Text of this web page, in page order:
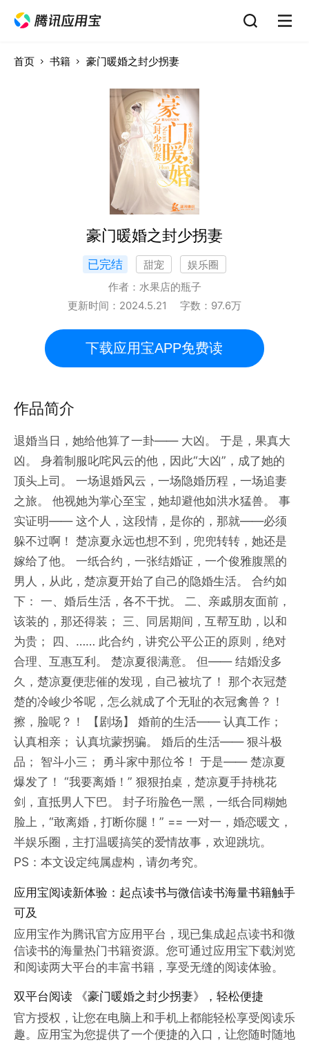
首页 书籍 豪门暖婚之封少拐妻
豪门暖婚之封少拐妻
已完结 甜宠
娱乐圈
作者： 水果店的瓶子
更新时间： 2024.5.21 字数： 97.6万
下载应用宝APP免费读
作品简介
退婚当日，她给他算了一卦—— 大凶。 于是，果真大
凶。 身着制服叱咤风云的他，因此“大凶”，成了她的
顶头上司。 一场退婚风云，一场隐婚历程，一场追妻
之旅。 他视她为掌心至宝，她却避他如洪水猛兽。 事
实证明—— 这个人，这段情，是你的，那就——必须
躲不过啊！ 楚凉夏永远也想不到，兜兜转转，她还是
嫁给了他。 一纸合约，一张结婚证，一个俊雅腹黑的
男人，从此，楚凉夏开始了自己的隐婚生活。 合约如
下： 一、婚后生活，各不干扰。 二、亲戚朋友面前，
该装的，那还得装； 三、同居期间，互帮互助，以和
为贵； 四、…… 此合约，讲究公平公正的原则，绝对
合理、互惠互利。 楚凉夏很满意。 但—— 结婚没多
久，楚凉夏便悲催的发现，自己被坑了！ 那个衣冠楚
楚的冷峻少爷呢，怎么就成了个无耻的衣冠禽兽？！
擦，脸呢？！ 【剧场】 婚前的生活—— 认真工作；
认真相亲； 认真坑蒙拐骗。 婚后的生活—— 狠斗极
品； 智斗小三； 勇斗家中那位爷！ 于是—— 楚凉夏
爆发了！ “我要离婚！” 狠狠拍桌，楚凉夏手持桃花
剑，直抵男人下巴。 封子珩脸色一黑，一纸合同糊她
脸上，“敢离婚，打断你腿！” == 一对一，婚恋暖文，
半娱乐圈，主打温暖搞笑的爱情故事，欢迎跳坑。
PS：本文设定纯属虚构，请勿考究。
应用宝阅读新体验：起点读书与微信读书海量书籍触手
可及
应用宝作为腾讯官方应用平台，现已集成起点读书和微
信读书的海量热门书籍资源。您可通过应用宝下载浏览
和阅读两大平台的丰富书籍，享受无缝的阅读体验。
双平台阅读 《豪门暖婚之封少拐妻》，轻松便捷
官方授权，让您在电脑上和手机上都能轻松享受阅读乐
趣。应用宝为您提供了一个便捷的入口，让您随时随地